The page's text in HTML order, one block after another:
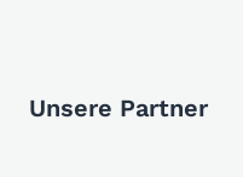
Unsere Partner